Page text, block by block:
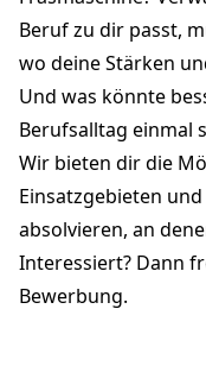
Beruf zu dir passt,
wo deine Stärken
Und was könnte
Berufsalltag einmal
Wir bieten dir die
Einsatzgebieten
absolvieren, an
Interessiert? Dann
Bewerbung.